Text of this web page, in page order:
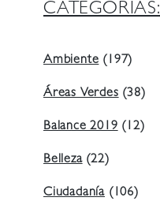
CATEGORIAS:
Ambiente(197)
Áreas Verdes(38)
Balance 2019(12)
Belleza(22)
Ciudadanía (106)